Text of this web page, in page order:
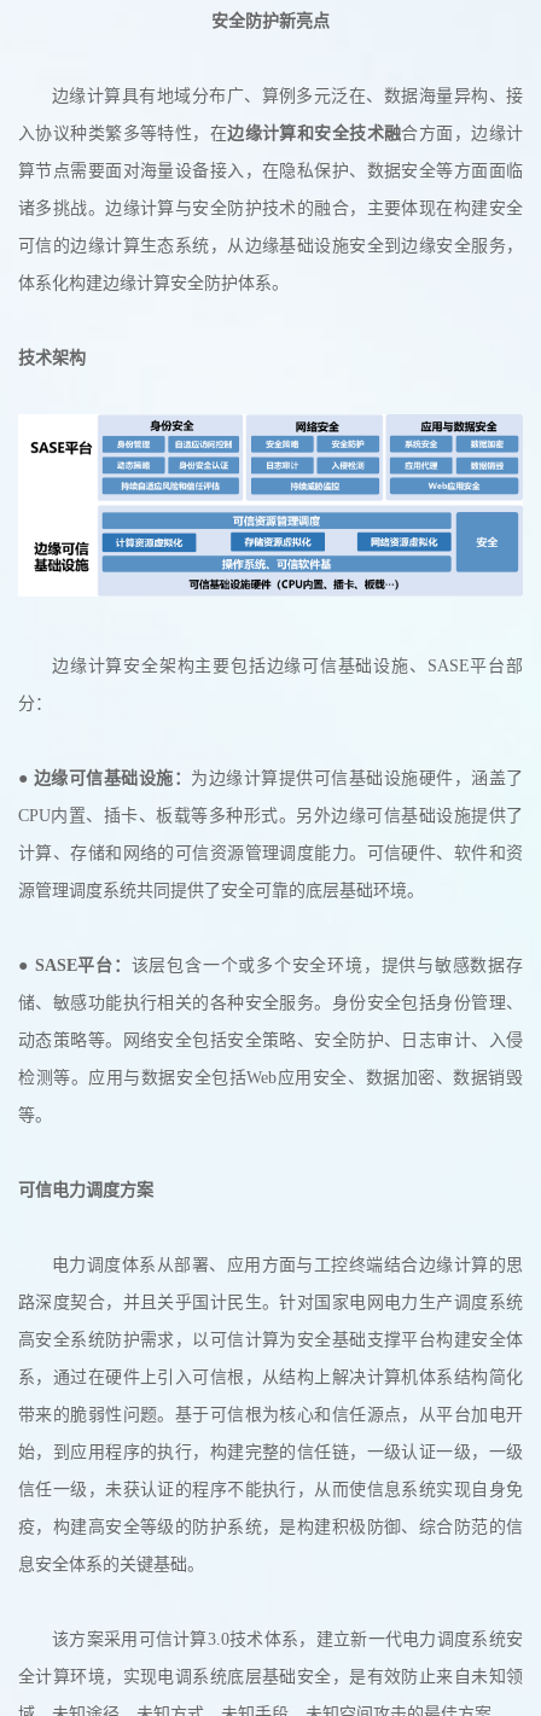
安全防护新亮点
边缘计算具有地域分布广、算例多元泛在、数据海量异构、接
入协议种类繁多等特性，在边缘计算和安全技术融合方面，边缘计
算节点需要面对海量设备接入，在隐私保护、数据安全等方面面临
诸多挑战。边缘计算与安全防护技术的融合，主要体现在构建安全
可信的边缘计算生态系统，从边缘基础设施安全到边缘安全服务，
体系化构建边缘计算安全防护体系。
技术架构
边缘计算安全架构主要包括边缘可信基础设施、SASE平台部
分：
● 边缘可信基础设施： 为边缘计算提供可信基础设施硬件，涵盖了
CPU内置、插卡、板载等多种形式。另外边缘可信基础设施提供了
计算、存储和网络的可信资源管理调度能力。可信硬件、软件和资
源管理调度系统共同提供了安全可靠的底层基础环境。
● SASE平台： 该层包含一个或多个安全环境，提供与敏感数据存
储、敏感功能执行相关的各种安全服务。身份安全包括身份管理、
动态策略等。网络安全包括安全策略、安全防护、日志审计、入侵
检测等。应用与数据安全包括Web应用安全、数据加密、数据销毁
等。
可信电力调度方案
电力调度体系从部署、应用方面与工控终端结合边缘计算的思
路深度契合，并且关乎国计民生。针对国家电网电力生产调度系统
高安全系统防护需求，以可信计算为安全基础支撑平台构建安全体
系，通过在硬件上引入可信根，从结构上解决计算机体系结构简化
带来的脆弱性问题。基于可信根为核心和信任源点，从平台加电开
始，到应用程序的执行，构建完整的信任链，一级认证一级，一级
信任一级，未获认证的程序不能执行，从而使信息系统实现自身免
疫，构建高安全等级的防护系统，是构建积极防御、综合防范的信
息安全体系的关键基础。
该方案采用可信计算3.0技术体系，建立新一代电力调度系统安
全计算环境，实现电调系统底层基础安全，是有效防止来自未知领